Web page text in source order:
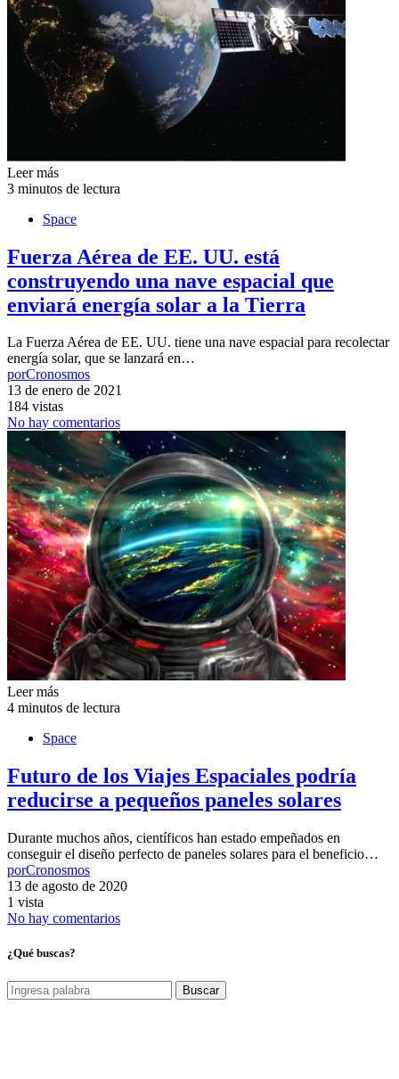
Leer más
3 minutos de lectura
Space
Fuerza Aérea de EE. UU. está
construyendo una nave espacial que
enviará energía solar a la Tierra
La Fuerza Aérea de EE. UU. tiene una nave espacial para recolectar
energía solar, que se lanzará en…
porCronosmos
13 de enero de 2021
184 vistas
No hay comentarios
Leer más
4 minutos de lectura
Space
Futuro de los Viajes Espaciales podría
reducirse a pequeños paneles solares
Durante muchos años, científicos han estado empeñados en
conseguir el diseño perfecto de paneles solares para el beneficio…
porCronosmos
13 de agosto de 2020
1 vista
No hay comentarios
¿Qué buscas?
Buscar